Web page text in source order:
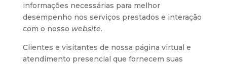
informações necessárias para melhor
desempenho nos serviços prestados e interação
com o nosso website.
Clientes e visitantes de nossa página virtual e
atendimento presencial que fornecem suas